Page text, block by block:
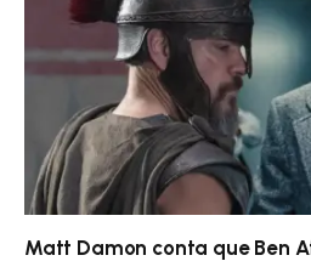
Matt Damon conta que Ben